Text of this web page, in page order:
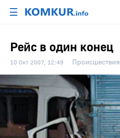
☰
Рейс в один конец
10 Окт 2007, 12:49 Происшествия